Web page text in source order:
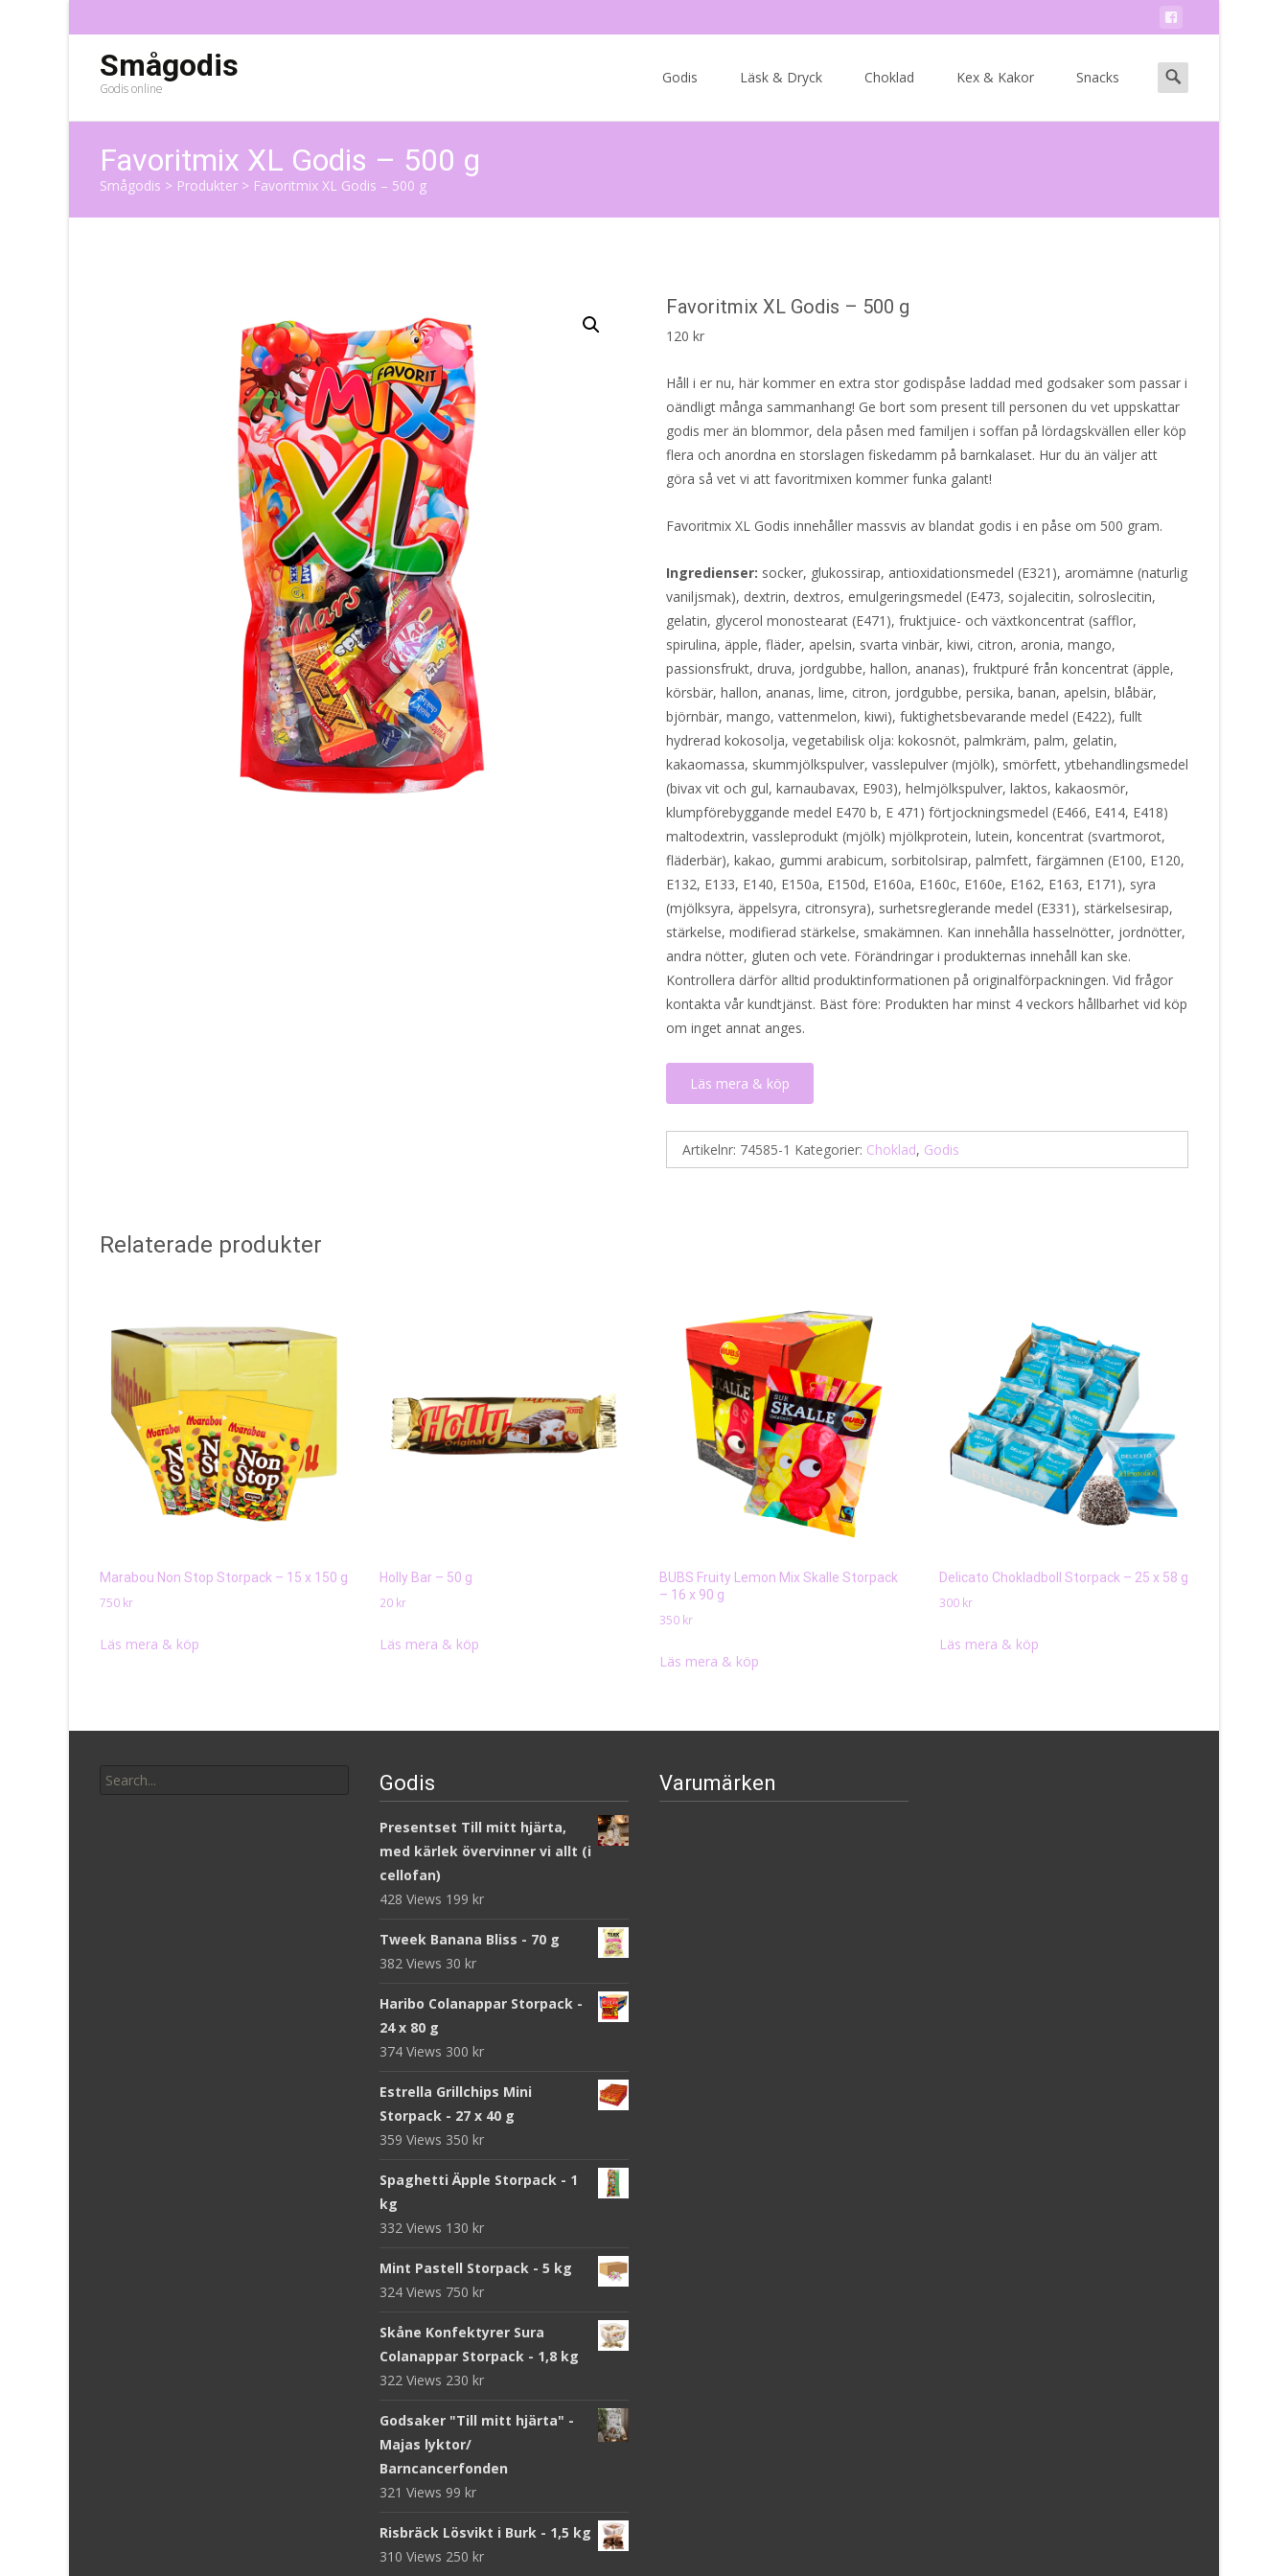
Smågodis
Godis online
Godis Läsk & Dryck Choklad Kex & Kakor Snacks
Search
for:
Favoritmix XL Godis – 500 g
Smågodis > Produkter > Favoritmix XL Godis – 500 g
Favoritmix XL Godis – 500 g
120 kr
Håll i er nu, här kommer en extra stor godispåse laddad med godsaker som passar i
oändligt många sammanhang! Ge bort som present till personen du vet uppskattar
godis mer än blommor, dela påsen med familjen i soffan på lördagskvällen eller köp
flera och anordna en storslagen fiskedamm på barnkalaset. Hur du än väljer att
göra så vet vi att favoritmixen kommer funka galant!
Favoritmix XL Godis innehåller massvis av blandat godis i en påse om 500 gram.
Ingredienser: socker, glukossirap, antioxidationsmedel (E321), aromämne (naturlig
vaniljsmak), dextrin, dextros, emulgeringsmedel (E473, sojalecitin, solroslecitin,
gelatin, glycerol monostearat (E471), fruktjuice- och växtkoncentrat (safflor,
spirulina, äpple, fläder, apelsin, svarta vinbär, kiwi, citron, aronia, mango,
passionsfrukt, druva, jordgubbe, hallon, ananas), fruktpuré från koncentrat (äpple,
körsbär, hallon, ananas, lime, citron, jordgubbe, persika, banan, apelsin, blåbär,
björnbär, mango, vattenmelon, kiwi), fuktighetsbevarande medel (E422), fullt
hydrerad kokosolja, vegetabilisk olja: kokosnöt, palmkräm, palm, gelatin,
kakaomassa, skummjölkspulver, vasslepulver (mjölk), smörfett, ytbehandlingsmedel
(bivax vit och gul, karnaubavax, E903), helmjölkspulver, laktos, kakaosmör,
klumpförebyggande medel E470 b, E 471) förtjockningsmedel (E466, E414, E418)
maltodextrin, vassleprodukt (mjölk) mjölkprotein, lutein, koncentrat (svartmorot,
fläderbär), kakao, gummi arabicum, sorbitolsirap, palmfett, färgämnen (E100, E120,
E132, E133, E140, E150a, E150d, E160a, E160c, E160e, E162, E163, E171), syra
(mjölksyra, äppelsyra, citronsyra), surhetsreglerande medel (E331), stärkelsesirap,
stärkelse, modifierad stärkelse, smakämnen. Kan innehålla hasselnötter, jordnötter,
andra nötter, gluten och vete. Förändringar i produkternas innehåll kan ske.
Kontrollera därför alltid produktinformationen på originalförpackningen. Vid frågor
kontakta vår kundtjänst. Bäst före: Produkten har minst 4 veckors hållbarhet vid köp
om inget annat anges.
Läs mera & köp
Artikelnr: 74585-1 Kategorier: Choklad, Godis
Relaterade produkter
Marabou Non Stop Storpack – 15 x 150 g
750 kr
Läs mera & köp
Holly Bar – 50 g
20 kr
Läs mera & köp
BUBS Fruity Lemon Mix Skalle Storpack
– 16 x 90 g
350 kr
Läs mera & köp
Delicato Chokladboll Storpack – 25 x 58 g
300 kr
Läs mera & köp
for:
Godis
Presentset Till mitt hjärta,
med kärlek övervinner vi allt (i
cellofan)
428 Views 199 kr
Tweek Banana Bliss - 70 g
382 Views 30 kr
Haribo Colanappar Storpack -
24 x 80 g
374 Views 300 kr
Estrella Grillchips Mini
Storpack - 27 x 40 g
359 Views 350 kr
Spaghetti Äpple Storpack - 1
kg
332 Views 130 kr
Mint Pastell Storpack - 5 kg
324 Views 750 kr
Skåne Konfektyrer Sura
Colanappar Storpack - 1,8 kg
322 Views 230 kr
Godsaker "Till mitt hjärta" -
Majas lyktor/
Barncancerfonden
321 Views 99 kr
Risbräck Lösvikt i Burk - 1,5 kg
310 Views 250 kr
Varumärken